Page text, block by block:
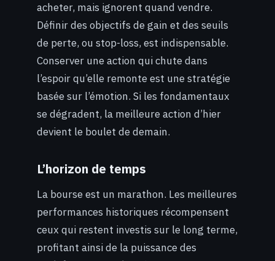
acheter, mais ignorent quand vendre.
Définir des objectifs de gain et des seuils
de perte, ou stop-loss, est indispensable.
Conserver une action qui chute dans
l’espoir qu’elle remonte est une stratégie
basée sur l’émotion. Si les fondamentaux
se dégradent, la meilleure action d’hier
devient le boulet de demain.
L’horizon de temps
La bourse est un marathon. Les meilleures
performances historiques récompensent
ceux qui restent investis sur le long terme,
profitant ainsi de la puissance des